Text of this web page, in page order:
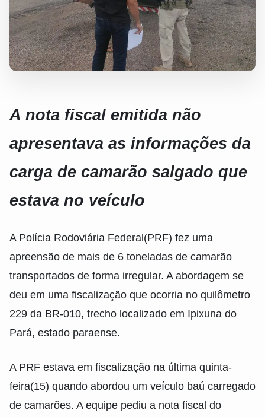
A nota fiscal emitida não
apresentava as informações da
carga de camarão salgado que
estava no veículo
A Polícia Rodoviária Federal(PRF) fez uma
apreensão de mais de 6 toneladas de camarão
transportados de forma irregular. A abordagem se
deu em uma fiscalização que ocorria no quilômetro
229 da BR-010, trecho localizado em Ipixuna do
Pará, estado paraense.
A PRF estava em fiscalização na última quinta-
feira(15) quando abordou um veículo baú carregado
de camarões. A equipe pediu a nota fiscal do